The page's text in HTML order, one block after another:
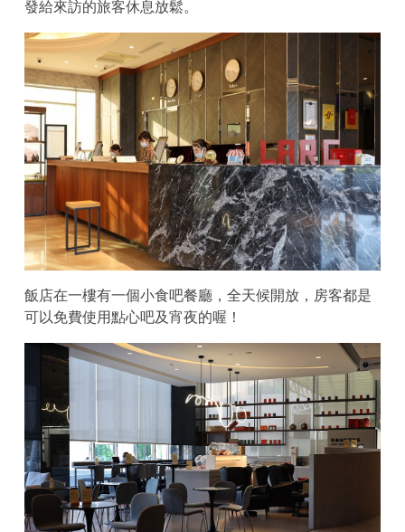
發給來訪的旅客休息放鬆。
飯店在一樓有一個小食吧餐廳，全天候開放，房客都是
可以免費使用點心吧及宵夜的喔！